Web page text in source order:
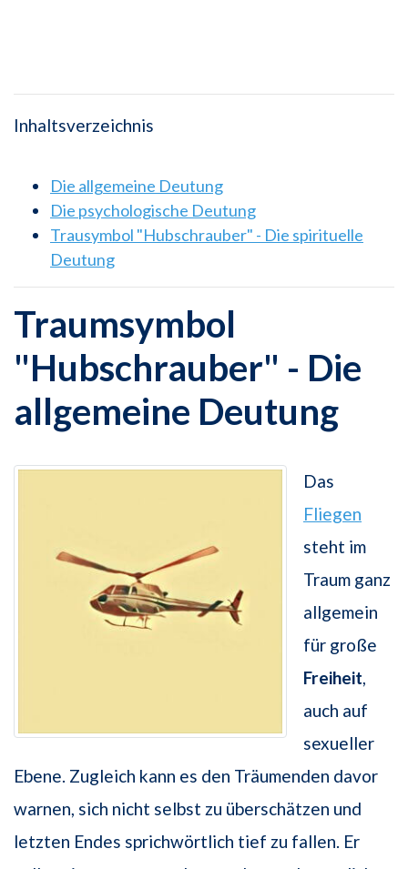
Inhaltsverzeichnis
Die allgemeine Deutung
Die psychologische Deutung
Trausymbol "Hubschrauber" - Die spirituelle
Deutung
Traumsymbol
"Hubschrauber" - Die
allgemeine Deutung
Das
Fliegen
steht im
Traum ganz
allgemein
für große
Freiheit
auch auf
sexueller
Ebene. Zugleich kann es den Träumenden davor
warnen, sich nicht selbst zu überschätzen und
letzten Endes sprichwörtlich tief zu fallen. Er